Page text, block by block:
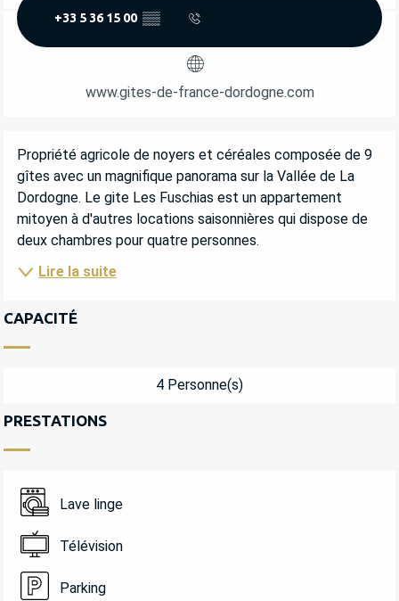
+33 5 36 15 00 ▒▒
www.gites-de-france-dordogne.com
DESCRIPTION
Propriété agricole de noyers et céréales composée de 9
gîtes avec un magnifique panorama sur la Vallée de La
Dordogne. Le gite Les Fuschias est un appartement
mitoyen à d'autres locations saisonnières qui dispose de
deux chambres pour quatre personnes.
Lire la suite
CAPACITÉ
4 Personne(s)
PRESTATIONS
Lave linge
Télévision
Parking